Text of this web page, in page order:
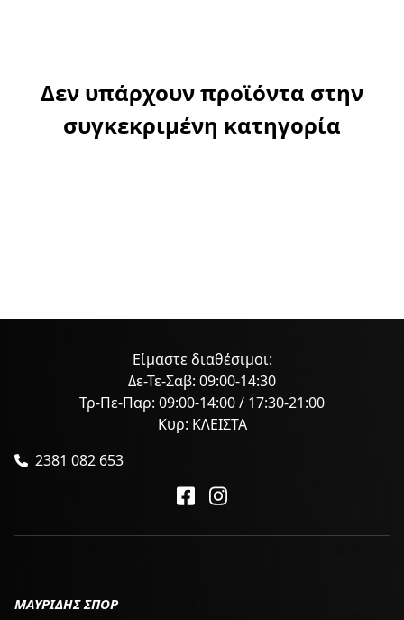
Δεν υπάρχουν προϊόντα στην
συγκεκριμένη κατηγορία
Είμαστε διαθέσιμοι:
Δε-Τε-Σαβ: 09:00-14:30
Τρ-Πε-Παρ: 09:00-14:00 / 17:30-21:00
Κυρ: ΚΛΕΙΣΤΑ
2381 082 653
ΜΑΥΡΙΔΗΣ ΣΠΟΡ